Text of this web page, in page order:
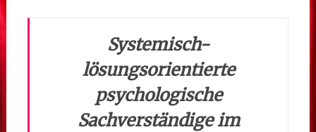
Systemisch-
lösungsorientierte
psychologische
Sachverständigeim